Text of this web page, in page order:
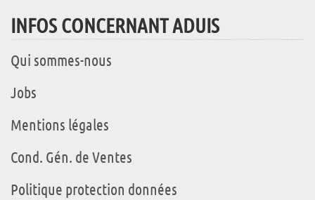
INFOS CONCERNANT ADUIS
Qui sommes-nous
Jobs
Mentions légales
Cond. Gén. de Ventes
Politique protection données